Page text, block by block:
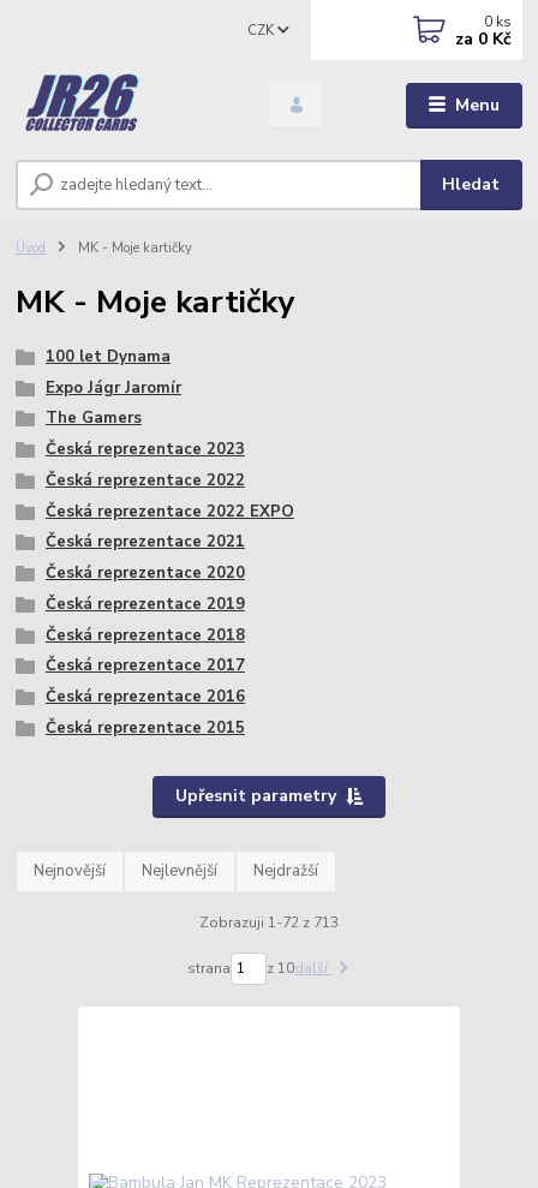
Menu
CZK
Hledat
0 ks
za 0 Kč
Úvod MK - Moje kartičky
MK - Moje kartičky
100 let Dynama
Expo Jágr Jaromír
The Gamers
Česká reprezentace 2023
Česká reprezentace 2022
Česká reprezentace 2022 EXPO
Česká reprezentace 2021
Česká reprezentace 2020
Česká reprezentace 2019
Česká reprezentace 2018
Česká reprezentace 2017
Česká reprezentace 2016
Česká reprezentace 2015
Upřesnit parametry
Nejnovější Nejlevnější Nejdražší
Zobrazuji 1-72 z 713
strana z 10další